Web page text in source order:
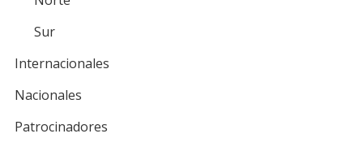
Sur
Internacionales
Nacionales
Patrocinadores